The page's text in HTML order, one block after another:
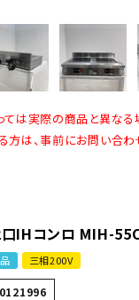
は実際の商品と異なる
は、事前にお問い合わ
IHコンロ MIH-
三相200V